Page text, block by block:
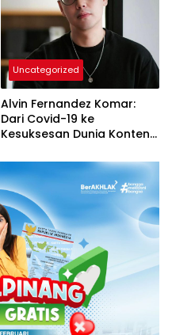
Uncategorized
Alvin Fernandez Komar:
Dari Covid-19 ke
Kesuksesan Dunia Konten